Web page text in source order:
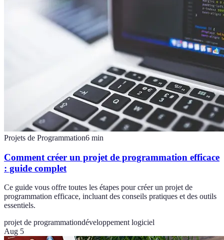
Projets de Programmation6 min
Comment créer un projet de programmation efficace
: guide complet
Ce guide vous offre toutes les étapes pour créer un projet de
programmation efficace, incluant des conseils pratiques et des outils
essentiels.
projet de programmationdéveloppement logiciel
Aug 5